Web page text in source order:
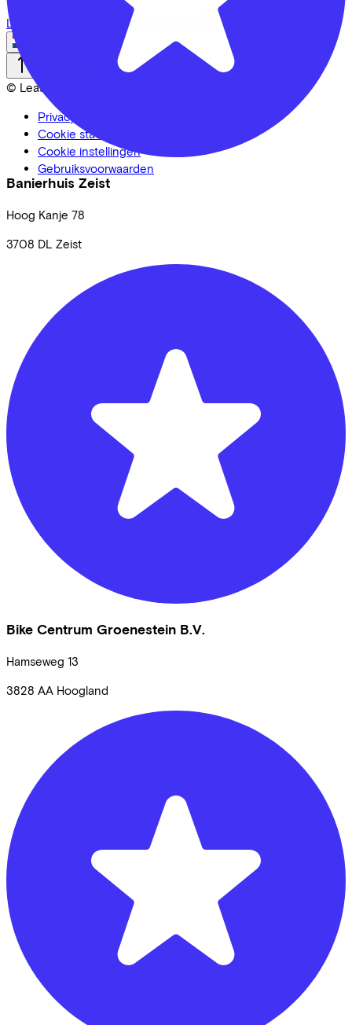
Banierhuis Zeist
Hoog Kanje 78
3708 DL Zeist
Bike Centrum Groenestein B.V.
Hamseweg 13
3828 AA Hoogland
LinkedIn
© Lease a Bike. All Rights Reserved.
Privacy statement
Cookie statement
Cookie instellingen
Gebruiksvoorwaarden